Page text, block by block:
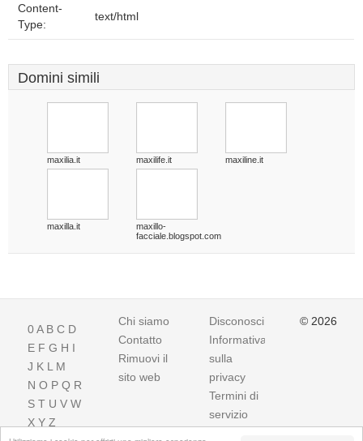
Content-
Type:
text/html
Domini simili
maxilia.it maxilife.it maxiline.it
maxilla.it
maxillo-
facciale.blogspot.com
0A B C D
E F G H I
J K L M
N O P Q R
S T U V W
X Y Z
Chi siamo
Contatto
Rimuovi il
sito web
Disconoscimento
Informativa
sulla
privacy
Termini di
servizio
© 2026